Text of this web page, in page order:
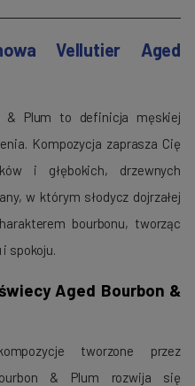
Vellutier Aged
& Plum to definicja męskiej
Kompozycja zaprasza Cię
i głębokich, drzewnych
w którym słodycz dojrzałej
bourbonu, tworząc
spokoju.
Aged Bourbon &
tworzone przez
& Plum rozwija się